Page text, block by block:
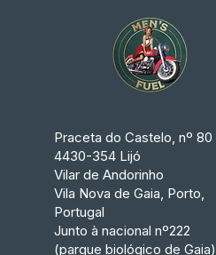
Praceta do Castelo, nº 80
4430-354 Lijó
Vilar de Andorinho
Vila Nova de Gaia, Porto,
Portugal
Junto à nacional nº222
(parque biológico de Gaia)